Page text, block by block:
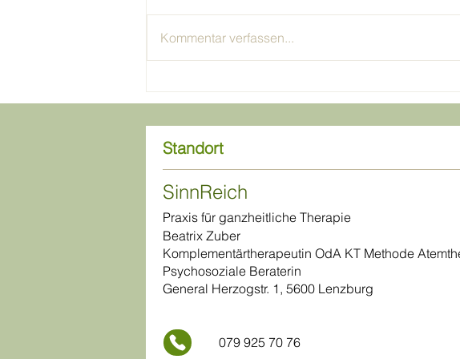
Atmen wieder leichter wird. Und
tatsächlich können Atemübungen
Kommentar verfassen...
Standort
SinnReich
Praxis für ganzheitliche Therapie
Beatrix Zuber
Komplementärtherapeutin OdA KT Methode
Psychosoziale Beraterin
General Herzogstr. 1, 5600 Lenzburg
079 925 70 76